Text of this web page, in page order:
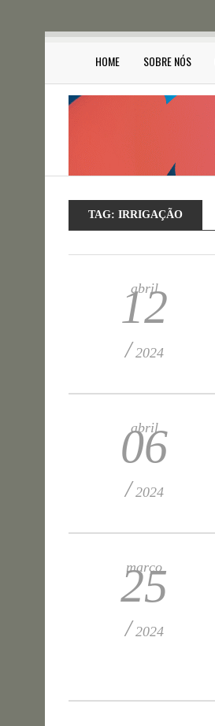
HOME SOBRE NÓS
TAG: IRRIGAÇÃO
abril
12
/ 2024
abril
06
/ 2024
março
25
/ 2024